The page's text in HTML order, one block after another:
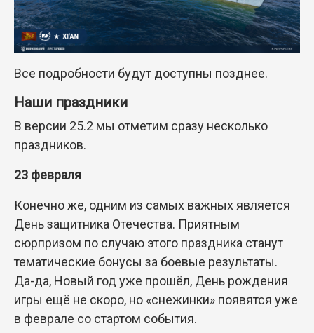
Все подробности будут доступны позднее.
Наши праздники
В версии 25.2 мы отметим сразу несколько
праздников.
23 февраля
Конечно же, одним из самых важных является
День защитника Отечества. Приятным
сюрпризом по случаю этого праздника станут
тематические бонусы за боевые результаты.
Да-да, Новый год уже прошёл, День рождения
игры ещё не скоро, но «снежинки» появятся уже
в феврале со стартом события.